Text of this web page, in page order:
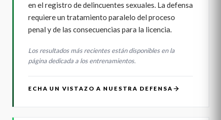
en el registro de delincuentes sexuales. La defensa
requiere un tratamiento paralelo del proceso
penal y de las consecuencias para la licencia.
Los resultados más recientes están disponibles en la
página dedicada a los entrenamientos.
ECHA UN VISTAZO A NUESTRA DEFENSA